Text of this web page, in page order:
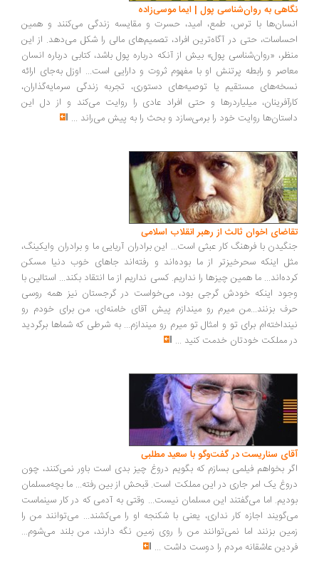
به روان‌شناسی پول | ایما موسی‌زاده
با ترس، طمع، امید، حسرت و مقایسه زندگی می‌کنند و همین
حتی در آگاه‌ترین افراد، تصمیم‌های مالی را شکل می‌دهد. از این
«روان‌شناسی پول» بیش از آنکه درباره پول باشد، کتابی درباره انسان
و رابطه پرتنش او با مفهوم ثروت و دارایی است... اوزل به‌جای ارائه
مستقیم یا توصیه‌های دستوری، تجربه زندگی سرمایه‌گذاران،
میلیاردرها و حتی افراد عادی را روایت می‌کند و از دل این
روایت خود را برمی‌سازد و بحث را به پیش می‌راند ...
اخوان ثالث از رهبر انقلاب اسلامی
با فرهنگ کار عبثی است... این برادران آریایی ما و برادران وایکینگ،
اینکه سحرخیزتر از ما بوده‌اند و رفته‌اند جاهای خوب دنیا مسکن
ما همین چیزها را نداریم. کسی نداریم از ما انتقاد بکند... استالین با
اینکه خودش گرجی بود، می‌خواست در گرجستان نیز همه روسی
بزنند...من میرم رو میندازم پیش آقای خامنه‌ای، من برای خودم رو
برای تو و امثال تو میرم رو میندازم... به شرطی که شماها برگردید
مملکت خودتان خدمت کنید...
سناریست در گفت‌وگو با سعید مطلبی
بخواهم فیلمی بسازم که بگویم دروغ چیز بدی است باور نمی‌کنند، چون
یک امر جاری در این مملکت است. قبحش از بین رفته... ما بچه‌مسلمان
اما می‌گفتند این مسلمان نیست... وقتی به آدمی که در کار سینماست
اجازه کار نداری، یعنی با شکنجه او را می‌کشند... می‌توانند من را
بزنند اما نمی‌توانند من را روی زمین نگه دارند، من بلند می‌شوم...
عاشقانه مردم را دوست داشت ...